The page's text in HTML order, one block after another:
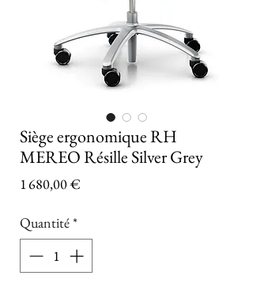
Siège ergonomique RH
MEREO Résille Silver Grey
1 680,00 €
Quantité*